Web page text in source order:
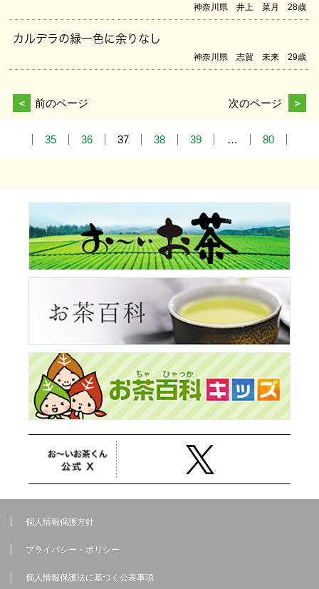
神奈川県 井上 菜月 28歳
カルデラの緑一色に余りなし
神奈川県 志賀 未来 29歳
＜ 前のページ
35 36 37 38 39 … 80
＞
次のページ
個人情報保護方針
プライバシー・ポリシー
個人情報保護法に基づく公表事項